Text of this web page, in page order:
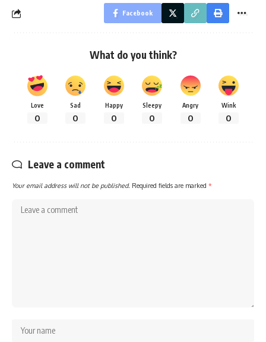
Facebook
What do you think?
Love
0
Sad
0
Happy
0
Sleepy
0
Angry
0
Wink
0
Leave a comment
Your email address will not be published. Required fields are marked *